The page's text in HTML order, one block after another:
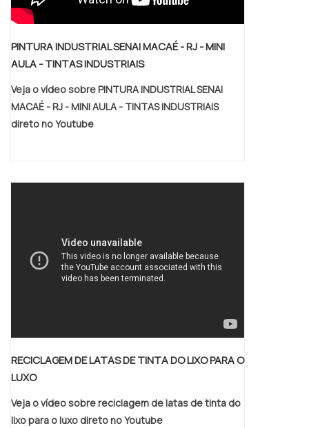
PINTURA INDUSTRIAL SENAI MACAÉ - RJ - MINI
AULA - TINTAS INDUSTRIAIS
Veja o vídeo sobre PINTURA INDUSTRIAL SENAI
MACAÉ - RJ - MINI AULA - TINTAS INDUSTRIAIS
direto no Youtube
RECICLAGEM DE LATAS DE TINTA DO LIXO PARA O
LUXO
Veja o vídeo sobre reciclagem de latas de tinta do
lixo para o luxo direto no Youtube